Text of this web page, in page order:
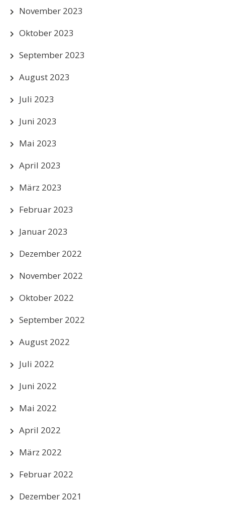
November 2023
Oktober 2023
September 2023
August 2023
Juli 2023
Juni 2023
Mai 2023
April 2023
März 2023
Februar 2023
Januar 2023
Dezember 2022
November 2022
Oktober 2022
September 2022
August 2022
Juli 2022
Juni 2022
Mai 2022
April 2022
März 2022
Februar 2022
Dezember 2021